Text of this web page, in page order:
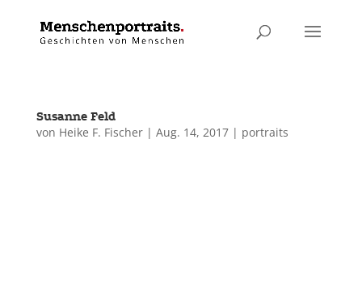
Susanne Feld
von Heike F. Fischer| Aug. 14, 2017| portraits